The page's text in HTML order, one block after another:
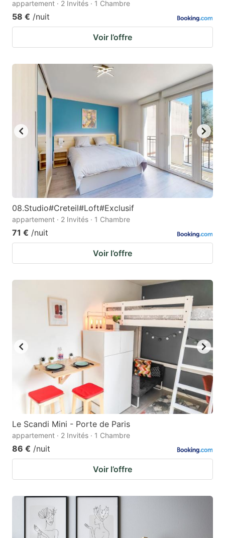
appartement · 2 Invités · 1 Chambre
58 € /nuit
Voir l’offre
08.Studio#Creteil#Loft#Exclusif
appartement · 2 Invités · 1 Chambre
71 € /nuit
Voir l’offre
Le Scandi Mini - Porte de Paris
appartement · 2 Invités · 1 Chambre
86 € /nuit
Voir l’offre